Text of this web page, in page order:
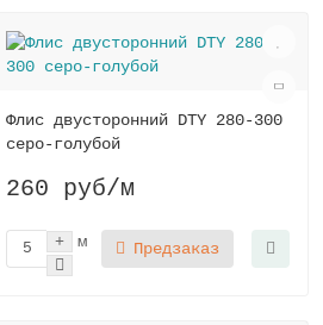
Флис двусторонний DTY 280-300
серо-голубой
260 руб/м
м Предзаказ